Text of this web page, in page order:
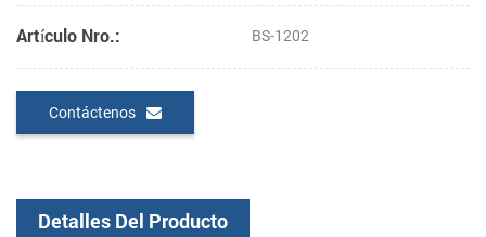
Artículo Nro.: BS-1202
Contáctenos
Detalles Del Producto